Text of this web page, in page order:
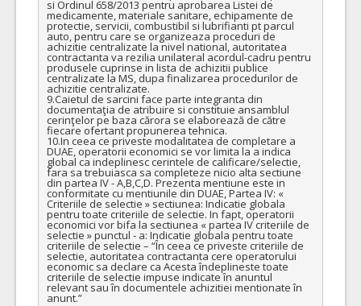
si Ordinul 658/2013 pentru aprobarea Listei de
medicamente, materiale sanitare, echipamente de
protectie, servicii, combustibil si lubrifianti pt parcul
auto, pentru care se organizeaza proceduri de
achizitie centralizate la nivel national, autoritatea
contractanta va rezilia unilateral acordul-cadru pentru
produsele cuprinse in lista de achizitii publice
centralizate la MS, dupa finalizarea procedurilor de
achizitie centralizate.
9.Caietul de sarcini face parte integranta din
documentaţia de atribuire si constituie ansamblul
cerinţelor pe baza cărora se elaborează de către
fiecare ofertant propunerea tehnica.
10.In ceea ce priveste modalitatea de completare a
DUAE, operatorii economici se vor limita la a indica
global ca indeplinesc cerintele de calificare/selectie,
fara sa trebuiasca sa completeze nicio alta sectiune
din partea IV - A,B,C,D. Prezenta mentiune este in
conformitate cu mentiunile din DUAE, Partea IV: «
Criteriile de selectie » sectiunea: Indicatie globala
pentru toate criteriile de selectie. In fapt, operatorii
economici vor bifa la sectiunea « partea IV criteriile de
selectie » punctul - a: Indicatie globala pentru toate
criteriile de selectie – “În ceea ce priveste criteriile de
selectie, autoritatea contractanta cere operatorului
economic sa declare ca Acesta îndeplineste toate
criteriile de selectie impuse indicate în anuntul
relevant sau în documentele achizitiei mentionate în
anunt.”